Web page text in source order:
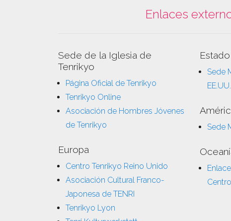
Enlaces
Sede de la Iglesia de
Tenrikyo
Página Oficial de Tenrikyo
Tenrikyo Online
Asociación de Hombres Jóvenes
de Tenrikyo
Europa
Centro Tenrikyo Reino Unido
Asociación Cultural Franco-
Japonesa de TENRI
Tenrikyo Lyon
Sede
EE.UU.
Sede